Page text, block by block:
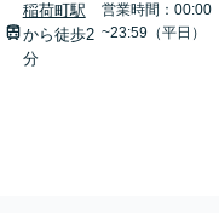
稲荷町駅
から徒歩2
分
営業時間：00:00
~23:59（平日）